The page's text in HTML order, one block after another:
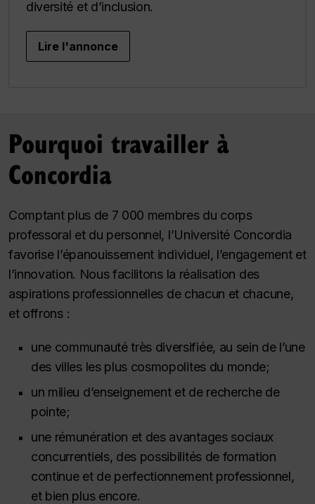
diversité et d’inclusion.
Lire l'annonce
Pourquoi travailler à
Concordia
Comptant plus de 7 000 membres du corps
professoral et du personnel, l’Université Concordia
favorise l’épanouissement individuel, l’engagement et
l’innovation. Nous facilitons la réalisation des
aspirations professionnelles de chacun et chacune,
et offrons :
une communauté très diversifiée, au sein de l’une
des villes les plus cosmopolites du monde;
un milieu d’enseignement et de recherche de
pointe;
une rémunération et des avantages sociaux
concurrentiels, des possibilités de formation
continue et de perfectionnement professionnel,
et bien plus encore.